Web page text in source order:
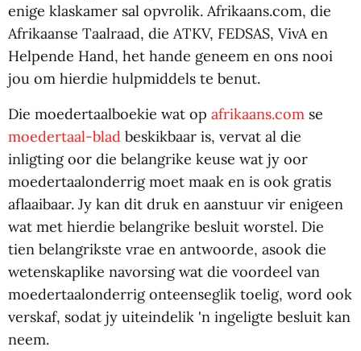
enige klaskamer sal opvrolik. Afrikaans.com, die
Afrikaanse Taalraad, die ATKV, FEDSAS, VivA en
Helpende Hand, het hande geneem en ons nooi
jou om hierdie hulpmiddels te benut.
Die moedertaalboekie wat op afrikaans.com se
moedertaal-blad beskikbaar is, vervat al die
inligting oor die belangrike keuse wat jy oor
moedertaalonderrig moet maak en is ook gratis
aflaaibaar. Jy kan dit druk en aanstuur vir enigeen
wat met hierdie belangrike besluit worstel. Die
tien belangrikste vrae en antwoorde, asook die
wetenskaplike navorsing wat die voordeel van
moedertaalonderrig onteenseglik toelig, word ook
verskaf, sodat jy uiteindelik 'n ingeligte besluit kan
neem.